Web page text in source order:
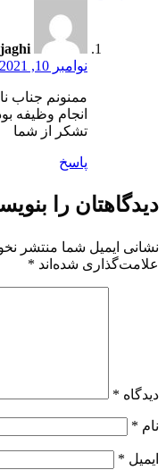
نوامبر 10, 2021 در 5:00 ق.ظ
ممنونم جناب
انجام وظیفه
تشکر از شما
پاسخ
دیدگاهتان را
نشانی ایمیل شما منتشر
علامت‌گذاری شده‌اند *
دیدگاه *
نام *
ایمیل *